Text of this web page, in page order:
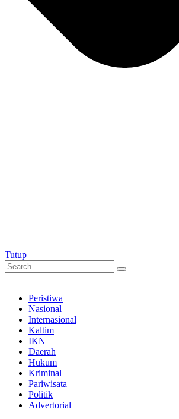
Tutup
Peristiwa
Nasional
Internasional
Kaltim
IKN
Daerah
Hukum
Kriminal
Pariwisata
Politik
Advertorial